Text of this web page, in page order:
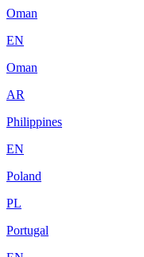
Oman
EN
Oman
AR
Philippines
EN
Poland
PL
Portugal